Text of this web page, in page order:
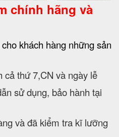
chính hãng và
khách hàng những sản
cả thứ 7,CN và ngày lễ
sử dụng, bảo hành tại
và đã kiểm tra kĩ lưỡng